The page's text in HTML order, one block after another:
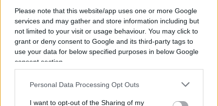
Please note that this website/app uses one or more Google
services and may gather and store information including but
not limited to your visit or usage behaviour. You may click to
grant or deny consent to Google and its third-party tags to
use your data for below specified purposes in below Google
consent section.
Personal Data Processing Opt Outs
I want to opt-out of the Sharing of my
assolutamente di vertice. E produce ogni anno
quasi un terzo della nuova potenza di calcolo su
cui facciamo affidamento.
Ciò ha resoTSMC
l’economia globale, maggiore è il rischio che il
Comitato centrale del Partito Comunista Cinese